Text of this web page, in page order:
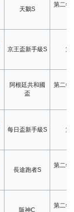
天鵝S
第二年
京王盃新手級S 第
阿根廷共和國
盃
第二年
每日盃新手級S 第
長途跑者S
第二年
阪神C
第二年